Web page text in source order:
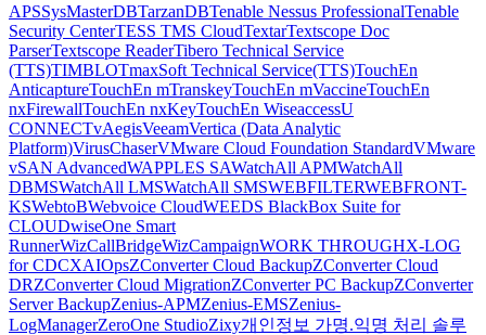
APSSysMasterDBTarzanDBTenable Nessus ProfessionalTenable
Security CenterTESS TMS CloudTextarTextscope Doc
ParserTextscope ReaderTibero Technical Service
(TTS)TIMBLOTmaxSoft Technical Service(TTS)TouchEn
AnticaptureTouchEn mTranskeyTouchEn mVaccineTouchEn
nxFirewallTouchEn nxKeyTouchEn WiseaccessU
CONNECTvAegisVeeamVertica (Data Analytic
Platform)VirusChaserVMware Cloud Foundation StandardVMware
vSAN AdvancedWAPPLES SAWatchAll APMWatchAll
DBMSWatchAll LMSWatchAll SMSWEBFILTERWEBFRONT-
KSWebtoBWebvoice CloudWEEDS BlackBox Suite for
CLOUDwiseOne Smart
RunnerWizCallBridgeWizCampaignWORK THROUGHX-LOG
for CDCXAIOpsZConverter Cloud BackupZConverter Cloud
DRZConverter Cloud MigrationZConverter PC BackupZConverter
Server BackupZenius-APMZenius-EMSZenius-
LogManagerZeroOne StudioZixy개인정보 가명.익명 처리 솔루